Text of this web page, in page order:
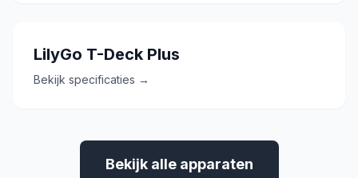
LilyGo T-Deck Plus
Bekijk specificaties →
Bekijk alle apparaten